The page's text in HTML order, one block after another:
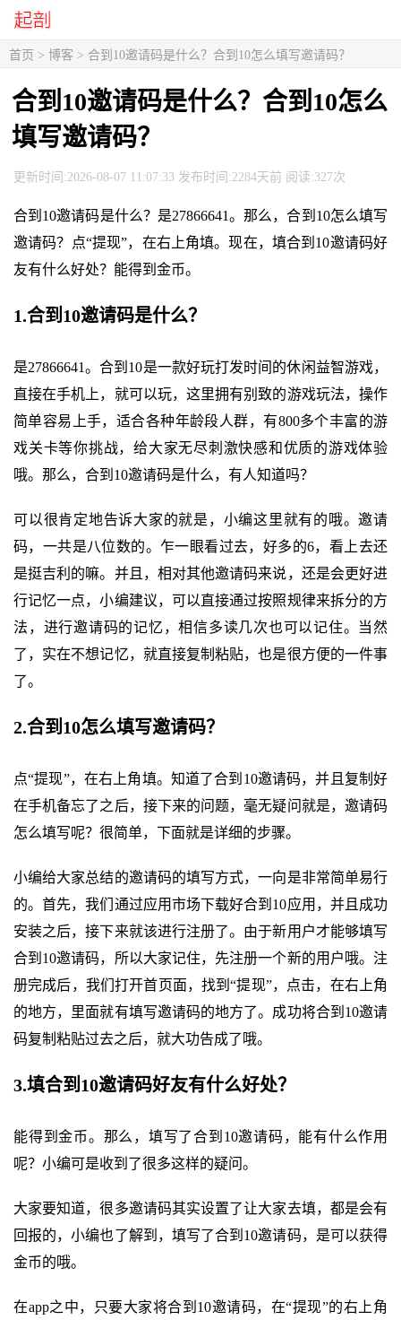
首页 > 博客 > 合到10邀请码是什么？合到10怎么填写邀请码？
合到10邀请码是什么？合到10怎么
填写邀请码？
更新时间:2026-08-07 11:07:33 发布时间:2284天前 阅读:327次
合到10邀请码是什么？是27866641。那么，合到10怎么填写
邀请码？点“提现”，在右上角填。现在，填合到10邀请码好
友有什么好处？能得到金币。
1.合到10邀请码是什么？
是27866641。合到10是一款好玩打发时间的休闲益智游戏，
直接在手机上，就可以玩，这里拥有别致的游戏玩法，操作
简单容易上手，适合各种年龄段人群，有800多个丰富的游
戏关卡等你挑战，给大家无尽刺激快感和优质的游戏体验
哦。那么，合到10邀请码是什么，有人知道吗？
可以很肯定地告诉大家的就是，小编这里就有的哦。邀请
码，一共是八位数的。乍一眼看过去，好多的6，看上去还
是挺吉利的嘛。并且，相对其他邀请码来说，还是会更好进
行记忆一点，小编建议，可以直接通过按照规律来拆分的方
法，进行邀请码的记忆，相信多读几次也可以记住。当然
了，实在不想记忆，就直接复制粘贴，也是很方便的一件事
了。
2.合到10怎么填写邀请码？
点“提现”，在右上角填。知道了合到10邀请码，并且复制好
在手机备忘了之后，接下来的问题，毫无疑问就是，邀请码
怎么填写呢？很简单，下面就是详细的步骤。
小编给大家总结的邀请码的填写方式，一向是非常简单易行
的。首先，我们通过应用市场下载好合到10应用，并且成功
安装之后，接下来就该进行注册了。由于新用户才能够填写
合到10邀请码，所以大家记住，先注册一个新的用户哦。注
册完成后，我们打开首页面，找到“提现”，点击，在右上角
的地方，里面就有填写邀请码的地方了。成功将合到10邀请
码复制粘贴过去之后，就大功告成了哦。
3.填合到10邀请码好友有什么好处？
能得到金币。那么，填写了合到10邀请码，能有什么作用
呢？小编可是收到了很多这样的疑问。
大家要知道，很多邀请码其实设置了让大家去填，都是会有
回报的，小编也了解到，填写了合到10邀请码，是可以获得
金币的哦。
在app之中，只要大家将合到10邀请码，在“提现”的右上角